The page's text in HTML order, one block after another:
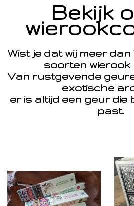
Bekijk
Wist je dat wij meer
soorten wierook
Van rustgevende
exotische
er is altijd een geur die
past.